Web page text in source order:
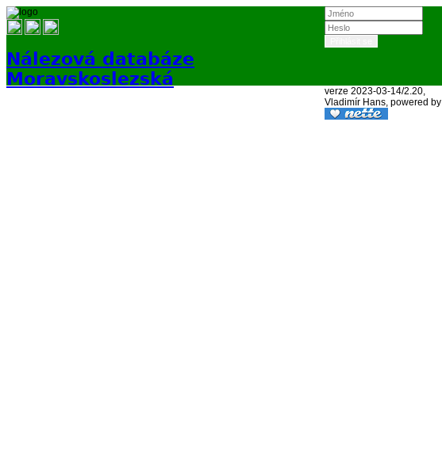
Nálezová databáze
Moravskoslezská
verze 2023-03-14/2.20,
Vladimír Hans, powered by